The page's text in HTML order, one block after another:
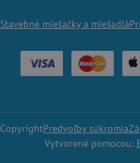
Stavebné miešačky a miešadlá
CopyrightPredvoľby súkromia
Vytvorené pomocou: